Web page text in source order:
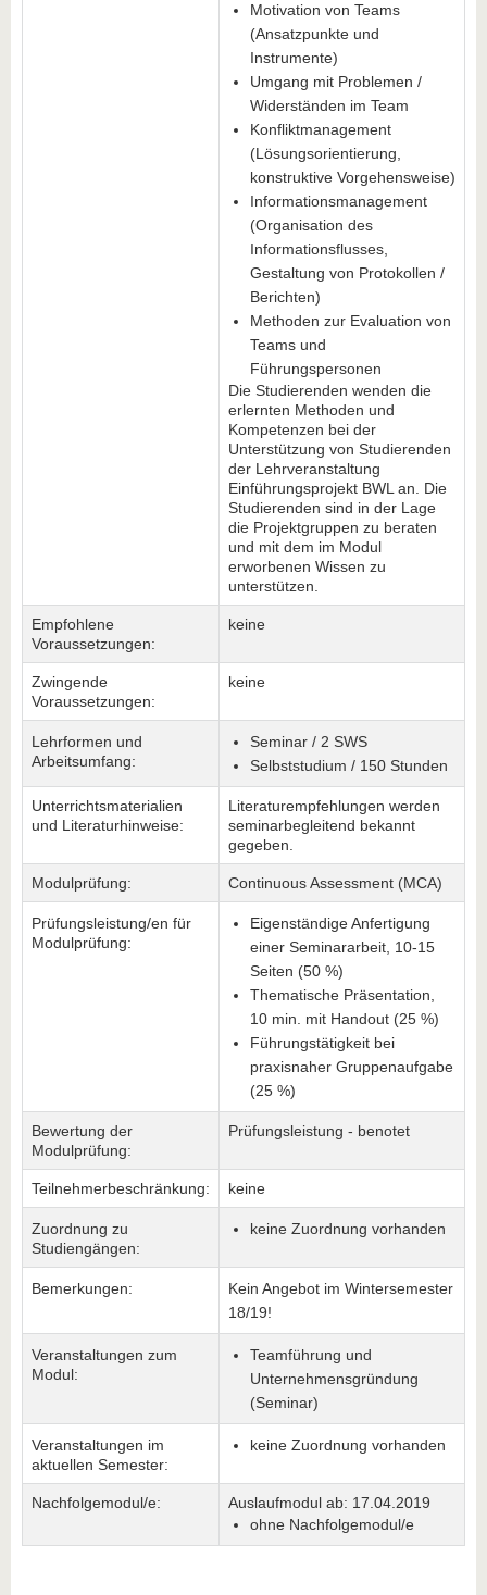
Motivation von Teams
(Ansatzpunkte und
Instrumente)
Umgang mit Problemen /
Widerständen im Team
Konfliktmanagement
(Lösungsorientierung,
konstruktive Vorgehensweise)
Informationsmanagement
(Organisation des
Informationsflusses,
Gestaltung von Protokollen /
Berichten)
Methoden zur Evaluation von
Teams und
Führungspersonen
Die Studierenden wenden die
erlernten Methoden und
Kompetenzen bei der
Unterstützung von Studierenden
der Lehrveranstaltung
Einführungsprojekt BWL an. Die
Studierenden sind in der Lage
die Projektgruppen zu beraten
und mit dem im Modul
erworbenen Wissen zu
unterstützen.
Empfohlene
Voraussetzungen:
keine
Zwingende
Voraussetzungen:
keine
Lehrformen und
Arbeitsumfang:
Seminar / 2 SWS
Selbststudium / 150 Stunden
Unterrichtsmaterialien
und Literaturhinweise:
Literaturempfehlungen werden
seminarbegleitend bekannt
gegeben.
Modulprüfung: Continuous Assessment (MCA)
Prüfungsleistung/en für
Modulprüfung:
Eigenständige Anfertigung
einer Seminararbeit, 10-15
Seiten (50 %)
Thematische Präsentation,
10 min. mit Handout (25 %)
Führungstätigkeit bei
praxisnaher Gruppenaufgabe
(25 %)
Bewertung der
Modulprüfung:
Prüfungsleistung - benotet
Teilnehmerbeschränkung: keine
Zuordnung zu
Studiengängen:
keine Zuordnung vorhanden
Bemerkungen:
Kein Angebot im Wintersemester
18/19!
Veranstaltungen zum
Modul:
Teamführung und
Unternehmensgründung
(Seminar)
Veranstaltungen im
aktuellen Semester:
keine Zuordnung vorhanden
Nachfolgemodul/e:
Auslaufmodul ab: 17.04.2019
ohne Nachfolgemodul/e